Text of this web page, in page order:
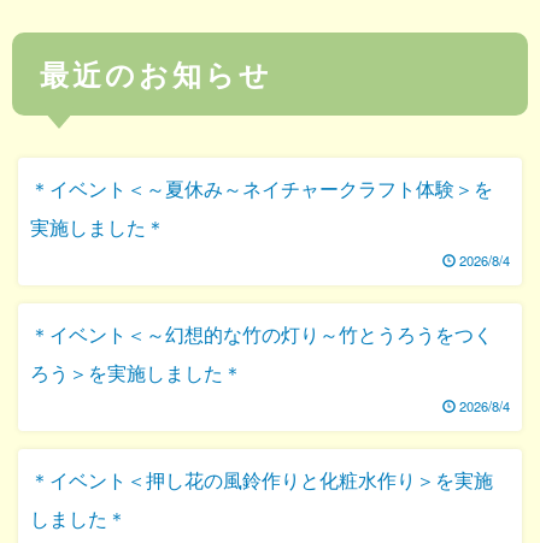
最近のお知らせ
＊イベント＜～夏休み～ネイチャークラフト体験＞を
実施しました＊
2026/8/4
＊イベント＜～幻想的な竹の灯り～竹とうろうをつく
ろう＞を実施しました＊
2026/8/4
＊イベント＜押し花の風鈴作りと化粧水作り＞を実施
しました＊